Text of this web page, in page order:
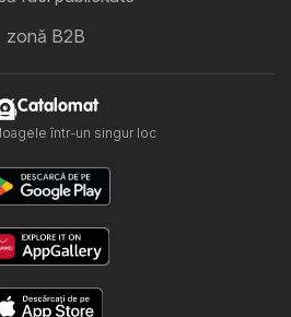
zonă B2B
Catalomat
într-un singur loc